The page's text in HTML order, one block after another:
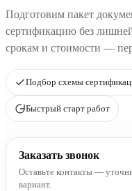
Подготовим пакет
сертификацию без
срокам и стоимости —
Подбор схемы
Быстрый старт работ
Заказать звонок
Оставьте контакты —
вариант.